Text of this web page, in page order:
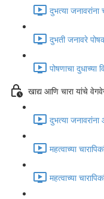
दुभत्या
दुभती जनावरे
पोषणाचा
खाद्य आणि चारा यांचे
दुभत्या
महत्वाच्या
महत्वाच्या